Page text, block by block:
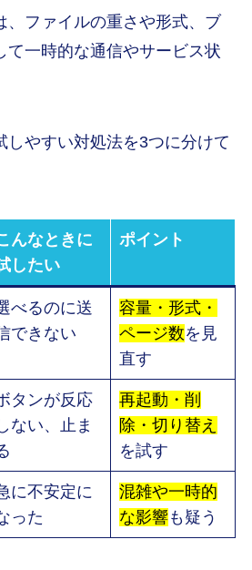
、ファイルの重さや形式、ブ
て一時的な通信やサービス状
しやすい対処法を3つに分けて
んなときに
したい
ポイント
べるのに送
できない
容量・形式・
ページ数を見
直す
タンが反応
ない、止ま
再起動・削
除・切り替え
を試す
に不安定に
った
混雑や一時的
な影響も疑う